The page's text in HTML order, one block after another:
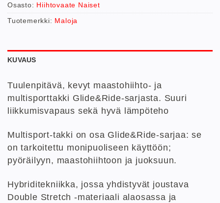
Osasto: Hiihtovaate Naiset
Tuotemerkki: Maloja
KUVAUS
Tuulenpitävä, kevyt maastohiihto- ja
multisporttakki Glide&Ride-sarjasta. Suuri
liikkumisvapaus sekä hyvä lämpöteho
Multisport-takki on osa Glide&Ride-sarjaa: se
on tarkoitettu monipuoliseen käyttöön;
pyöräilyyn, maastohiihtoon ja juoksuun.
Hybriditekniikka, jossa yhdistyvät joustava
Double Stretch -materiaali alaosassa ja